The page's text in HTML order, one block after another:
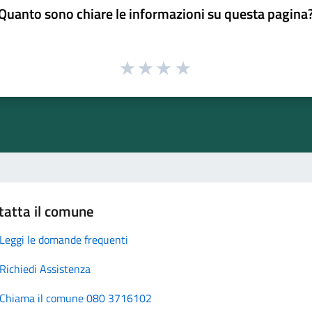
sono chiare le informazioni su questa
il comune
Leggi le domande frequenti
Richiedi Assistenza
Chiama il comune 080 3716102